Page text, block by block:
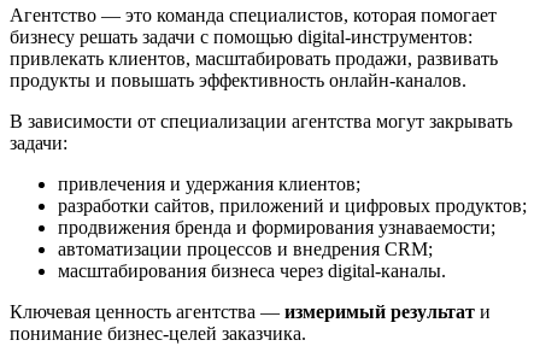
Агентство — это команда специалистов, которая помогает
бизнесу решать задачи с помощью digital-инструментов:
привлекать клиентов, масштабировать продажи, развивать
продукты и повышать эффективность онлайн-каналов.
В зависимости от специализации агентства могут закрывать
задачи:
привлечения и удержания клиентов;
разработки сайтов, приложений и цифровых продуктов;
продвижения бренда и формирования узнаваемости;
автоматизации процессов и внедрения CRM;
масштабирования бизнеса через digital-каналы.
Ключевая ценность агентства — измеримый результат и
понимание бизнес-целей заказчика.